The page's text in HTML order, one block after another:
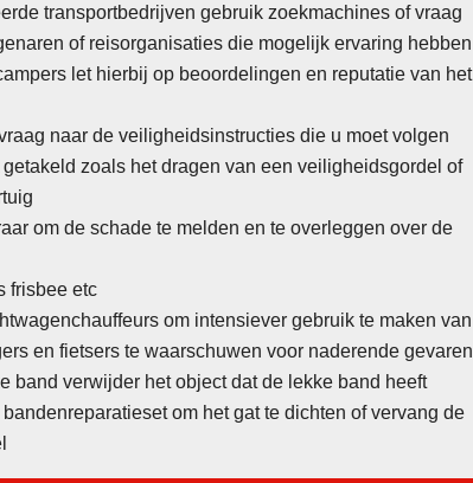
transportbedrijven gebruik zoekmachines of vraag
of reisorganisaties die mogelijk ervaring hebben
let hierbij op beoordelingen en reputatie van het
naar de veiligheidsinstructies die u moet volgen
zoals het dragen van een veiligheidsgordel of
om de schade te melden en te overleggen over de
frisbee etc
om intensiever gebruik te maken van
en fietsers te waarschuwen voor naderende gevaren
band verwijder het object dat de lekke band heeft
om het gat te dichten of vervang de